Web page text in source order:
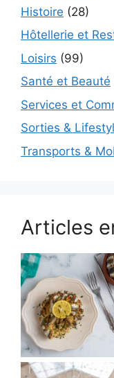
Histoire (28)
Hôtellerie et
Loisirs (99)
Santé et Beauté
Services et
Sorties &
Transports &
Articles